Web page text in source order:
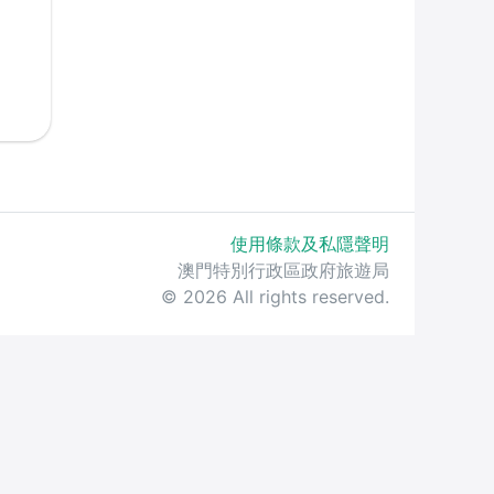
使用條款及私隱聲明
澳門特別行政區政府旅遊局
© 2026 All rights reserved.